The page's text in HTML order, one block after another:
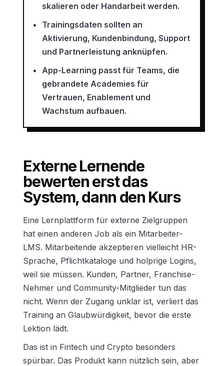
skalieren oder Handarbeit werden.
Trainingsdaten sollten an
Aktivierung, Kundenbindung, Support
und Partnerleistung anknüpfen.
App-Learning passt für Teams, die
gebrandete Academies für
Vertrauen, Enablement und
Wachstum aufbauen.
Externe Lernende
bewerten erst das
System, dann den Kurs
Eine Lernplattform für externe Zielgruppen
hat einen anderen Job als ein Mitarbeiter-
LMS. Mitarbeitende akzeptieren vielleicht HR-
Sprache, Pflichtkataloge und holprige Logins,
weil sie müssen. Kunden, Partner, Franchise-
Nehmer und Community-Mitglieder tun das
nicht. Wenn der Zugang unklar ist, verliert das
Training an Glaubwürdigkeit, bevor die erste
Lektion lädt.
Das ist in Fintech und Crypto besonders
spürbar. Das Produkt kann nützlich sein, aber